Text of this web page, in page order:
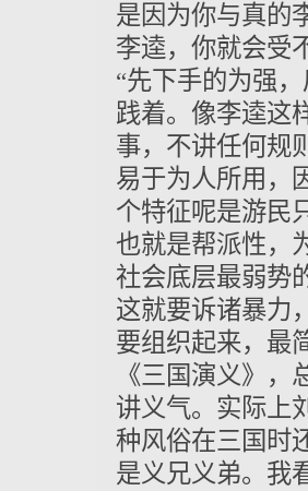
是因为你与真的
李逵，你就会受
“先下手的为强
践着。像李逵这
事，不讲任何规
易于为人所用，
个特征呢是游民
也就是帮派性，
社会底层最弱势
这就要诉诸暴力
要组织起来，最
《三国演义》
讲义气。实际上
种风俗在三国时
是义兄义弟。我